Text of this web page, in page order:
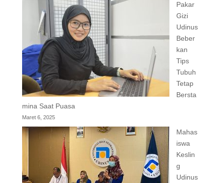
Pakar
Gizi
Udinus
Beber
kan
Tips
Tubuh
Tetap
Bersta
mina Saat Puasa
Maret 6, 2025
Mahas
iswa
Keslin
g
Udinus